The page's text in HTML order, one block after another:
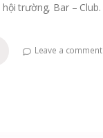
trường, Bar – Club.
Leave a comment